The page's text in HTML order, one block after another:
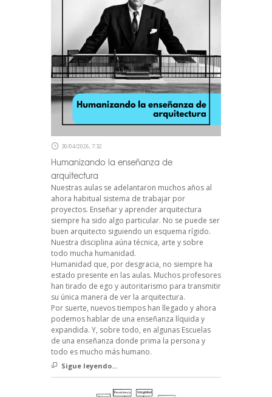
30/04/2026, 7:32
Humanizando la enseñanza de
arquitectura
Nuestras aulas se adelantaron muchos años al
ahora habitual sistema de trabajar por
proyectos. Enseñar y aprender arquitectura
siempre ha sido algo particular. No se puede ser
buen arquitecto siguiendo un esquema rígido.
Nuestra disciplina aúna técnica, arte y sobre
todo mucha humanidad.
Humanidad que, por desgracia, no siempre ha
estado presente en las aulas. Muchos profesores
han tirado de ego y autoritarismo para transmitir
su única manera de ver la arquitectura.
Por suerte, nuevos tiempos han llegado y ahora
podemos hablar de una enseñanza líquida y
expandida. Y, sobre todo, en algunas Escuelas
de una enseñanza donde prima la persona y
todo es mucho más humano.
Sigue leyendo...